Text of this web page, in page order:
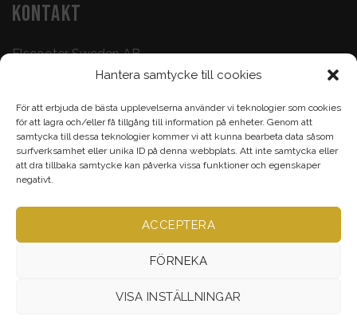
Hantera samtycke till cookies
För att erbjuda de bästa upplevelserna använder vi teknologier som cookies
för att lagra och/eller få tillgång till information på enheter. Genom att
samtycka till dessa teknologier kommer vi att kunna bearbeta data såsom
surfverksamhet eller unika ID på denna webbplats. Att inte samtycka eller
att dra tillbaka samtycke kan påverka vissa funktioner och egenskaper
negativt.
ACCEPTERA
FÖRNEKA
VISA INSTÄLLNINGAR
KONTAKT
Elscooter Sweden AB
Butik & Verkstad: 073-500 47 72
Köp & Frågor: 070-395 17 93
Epost:info@elscootersweden.com
Brunnsgatan 7, Jönköping
Alla rättigheter bevarade ©Elscootersweden.com2026
TILLBEHÖR & RESERVDELAR ELCYKEL